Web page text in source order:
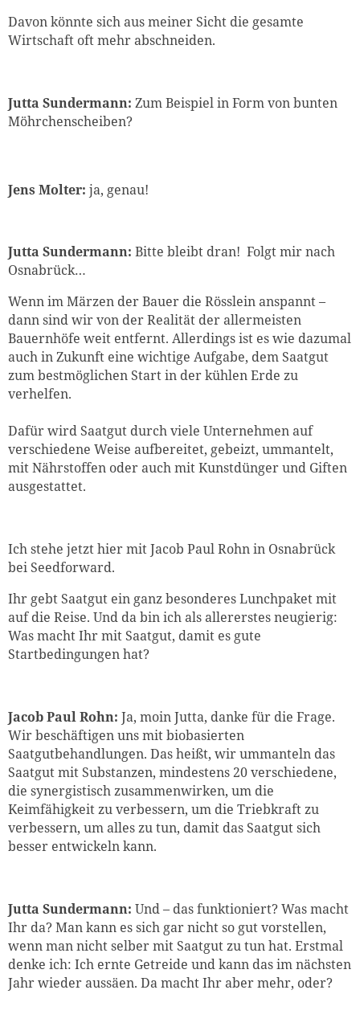
Davon könnte sich aus meiner Sicht die gesamte
Wirtschaft oft mehr abschneiden.
Jutta Sundermann: Zum Beispiel in Form von bunten
Möhrchenscheiben?
Jens Molter: ja, genau!
Jutta Sundermann: Bitte bleibt dran! Folgt mir nach
Osnabrück…
Wenn im Märzen der Bauer die Rösslein anspannt –
dann sind wir von der Realität der allermeisten
Bauernhöfe weit entfernt. Allerdings ist es wie dazumal
auch in Zukunft eine wichtige Aufgabe, dem Saatgut
zum bestmöglichen Start in der kühlen Erde zu
verhelfen.
Dafür wird Saatgut durch viele Unternehmen auf
verschiedene Weise aufbereitet, gebeizt, ummantelt,
mit Nährstoffen oder auch mit Kunstdünger und Giften
ausgestattet.
Ich stehe jetzt hier mit Jacob Paul Rohn in Osnabrück
bei Seedforward.
Ihr gebt Saatgut ein ganz besonderes Lunchpaket mit
auf die Reise. Und da bin ich als allererstes neugierig:
Was macht Ihr mit Saatgut, damit es gute
Startbedingungen hat?
Jacob Paul Rohn: Ja, moin Jutta, danke für die Frage.
Wir beschäftigen uns mit biobasierten
Saatgutbehandlungen. Das heißt, wir ummanteln das
Saatgut mit Substanzen, mindestens 20 verschiedene,
die synergistisch zusammenwirken, um die
Keimfähigkeit zu verbessern, um die Triebkraft zu
verbessern, um alles zu tun, damit das Saatgut sich
besser entwickeln kann.
Jutta Sundermann: Und – das funktioniert? Was macht
Ihr da? Man kann es sich gar nicht so gut vorstellen,
wenn man nicht selber mit Saatgut zu tun hat. Erstmal
denke ich: Ich ernte Getreide und kann das im nächsten
Jahr wieder aussäen. Da macht Ihr aber mehr, oder?